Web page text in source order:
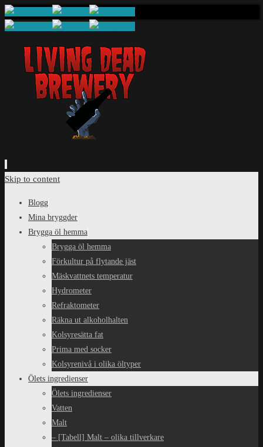
Skip to content
Blogg
Mina bryggder
Brygga öl hemma
Brygga öl hemma
Förkultur på flytande jäst
Mäskvattnets temperatur
Hydrometer
Refraktometer
Räkna ut alkoholhalten
Kolsyresätta fat
Prima med socker
Kolsyrenivå i olika öltyper
Ölets ingredienser
Ölets ingredienser
Vatten
Malt
– [Tabell] Malt – olika tillverkare